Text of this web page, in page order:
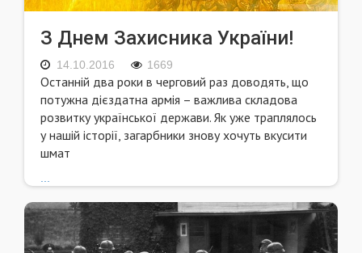
З Днем Захисника України!
14.10.2016 1669
Останній два роки в черговий раз доводять, що
потужна дієздатна армія – важлива складова
розвитку української держави. Як уже траплялось
у нашій історії, загарбники знову хочуть вкусити
шмат
...